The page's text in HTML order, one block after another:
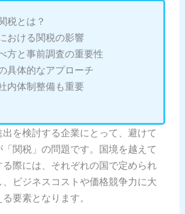
税とは？
おける関税の影響
方と事前調査の重要性
具体的なアプローチ
内体制整備も重要
を検討する企業にとって、避けて
関税」の問題です。国境を越えて
際には、それぞれの国で定められ
ビジネスコストや価格競争力に大
要素となります。